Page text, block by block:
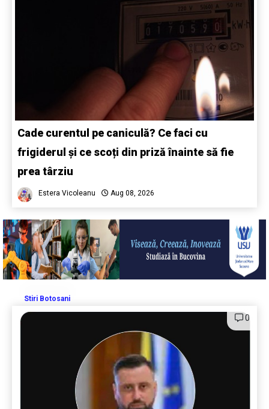
Cade curentul pe caniculă? Ce faci cu
frigiderul și ce scoți din priză înainte să fie
prea târziu
Estera Vicoleanu Aug 08, 2026
Stiri Botosani
0